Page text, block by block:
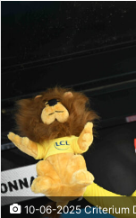
10-06-2025 Criterium